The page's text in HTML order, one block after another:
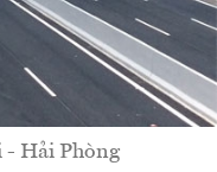
- Hải Phòng